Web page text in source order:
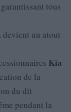
tous
devient un atout
Kia
de la
du dit
pendant la